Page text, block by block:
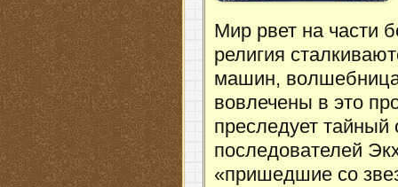
Мир рвет на части
религия
машин, волшебница
вовлечены в это
преследует тайный
последователей
«пришедшие со